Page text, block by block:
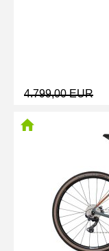
4.799,00 EUR